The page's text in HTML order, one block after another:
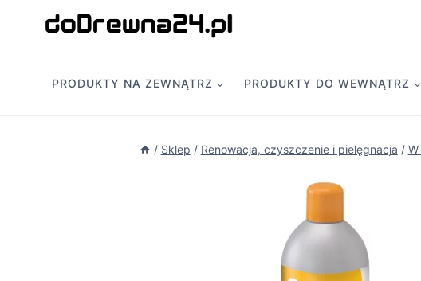
PRODUKTY NA ZEWNĄTRZ PRODUKTY DO WEWNĄTRZ
/ Sklep / Renowacja, czyszczenie i pielęgnacja /